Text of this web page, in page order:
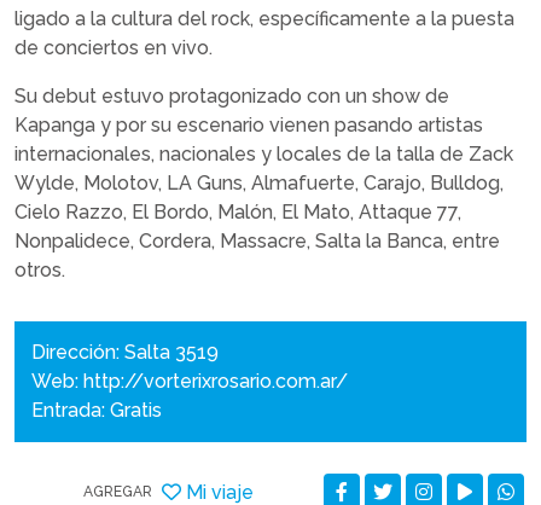
ligado a la cultura del rock, específicamente a la puesta
de conciertos en vivo.
Su debut estuvo protagonizado con un show de
Kapanga y por su escenario vienen pasando artistas
internacionales, nacionales y locales de la talla de Zack
Wylde, Molotov, LA Guns, Almafuerte, Carajo, Bulldog,
Cielo Razzo, El Bordo, Malón, El Mato, Attaque 77,
Nonpalidece, Cordera, Massacre, Salta la Banca, entre
otros.
Dirección: Salta 3519
Web: http://vorterixrosario.com.ar/
Entrada: Gratis
AGREGAR Mi viaje